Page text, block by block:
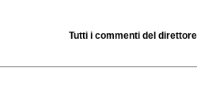
Tutti i commenti del direttore